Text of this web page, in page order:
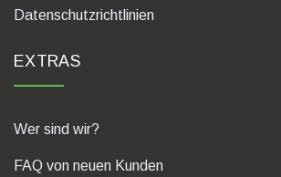
Datenschutzrichtlinien
EXTRAS
Wer sind wir?
FAQ von neuen Kunden